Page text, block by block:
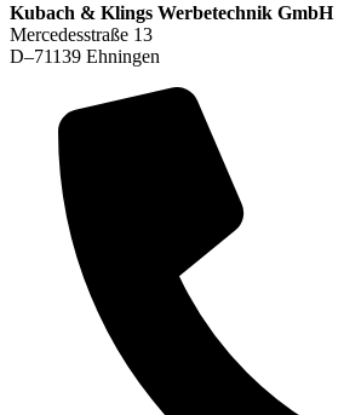
Kubach & Klings Werbetechnik GmbH
Mercedesstraße 13
D–71139 Ehningen